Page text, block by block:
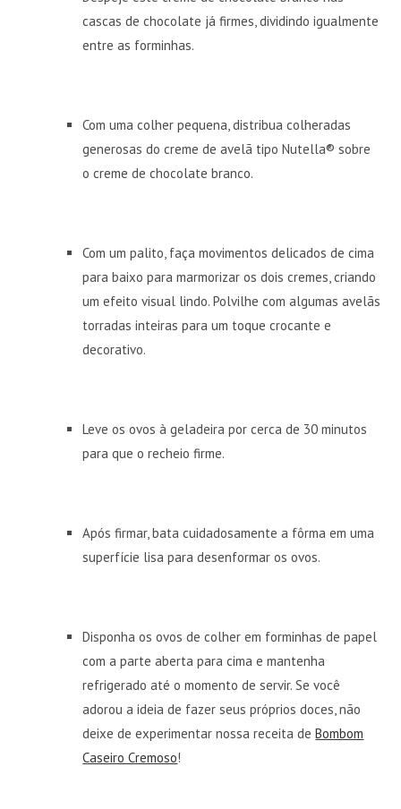
cascas de chocolate já firmes, dividindo igualmente
entre as forminhas.
Com uma colher pequena, distribua colheradas
generosas do creme de avelã tipo Nutella® sobre
o creme de chocolate branco.
Com um palito, faça movimentos delicados de cima
para baixo para marmorizar os dois cremes, criando
um efeito visual lindo. Polvilhe com algumas avelãs
torradas inteiras para um toque crocante e
decorativo.
Leve os ovos à geladeira por cerca de 30 minutos
para que o recheio firme.
Após firmar, bata cuidadosamente a fôrma em uma
superfície lisa para desenformar os ovos.
Disponha os ovos de colher em forminhas de papel
com a parte aberta para cima e mantenha
refrigerado até o momento de servir. Se você
adorou a ideia de fazer seus próprios doces, não
deixe de experimentar nossa receita deBombom
Caseiro Cremoso!